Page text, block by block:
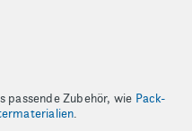
passende Zubehör, wie Pack-
.